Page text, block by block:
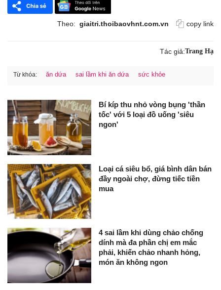
Theo: giaitri.thoibaovhnt.com.vn copy link
Tác giả:Trang Hạ
Từ khóa: ăn dứa sai lầm khi ăn dứa sức khỏe
Bí kíp thu nhỏ vòng bụng 'thần
tốc' với 5 loại đồ uống 'siêu
ngon'
Loại cá siêu bổ, giá bình dân bán
đầy ngoài chợ, đừng tiếc tiền
mua
4 sai lầm khi dùng chảo chống
dính mà đa phần chị em mắc
phải, khiến chảo nhanh hỏng,
món ăn không ngon